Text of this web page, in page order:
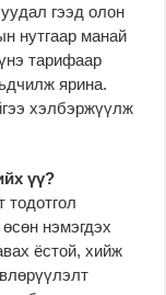
гээд олон
нутгаар манай
тарифаар
ярина.
хэлбэржүүлж
үү?
тодотгол
нэмэгдэх
ёстой, хийж